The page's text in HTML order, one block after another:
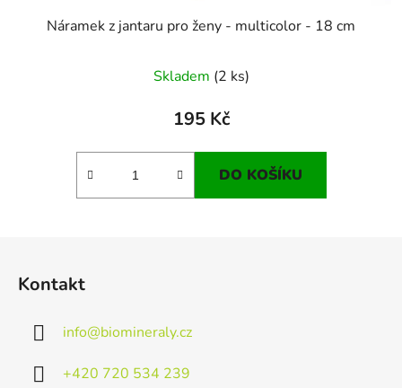
Náramek z jantaru pro ženy - multicolor - 18 cm
Skladem (2 ks)
195 Kč
DO KOŠÍKU
Kontakt
info@biomineraly.cz
+420 720 534 239